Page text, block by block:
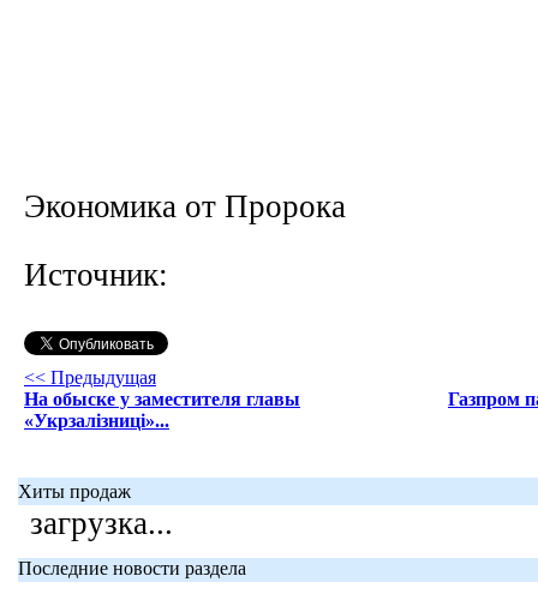
Экономика от Пророка
Источник:
<< Предыдущая
На обыске у заместителя главы
«Укрзалізниці»...
Газпром
Хиты продаж
загрузка...
Последние новости раздела